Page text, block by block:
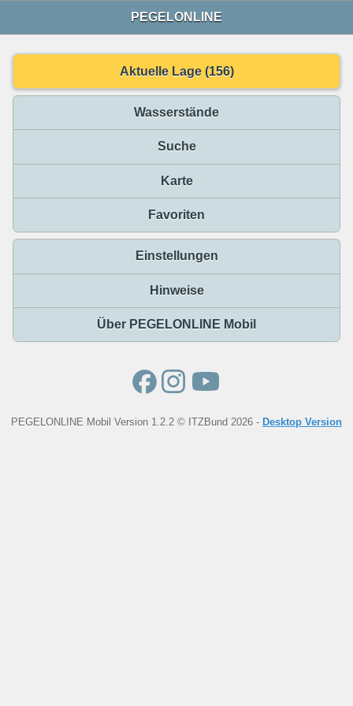
PEGELONLINE
Aktuelle Lage (156)
Wasserstände
Suche
Karte
Favoriten
Einstellungen
Hinweise
Über PEGELONLINE Mobil
PEGELONLINE Mobil Version 1.2.2 © ITZBund 2026 - Desktop Version